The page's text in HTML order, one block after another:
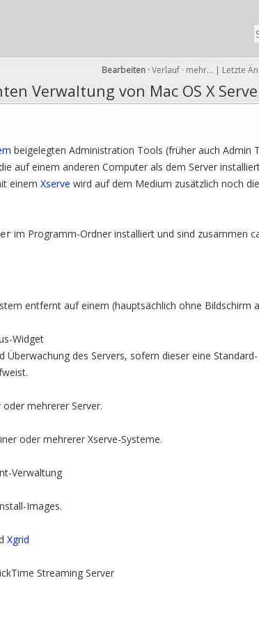
Bearbeiten ·Verlauf · mehr… | Letzte
Verwaltung von Mac OS X
beigelegten Administration Tools (früher auch Admin
auf einem anderen Computer als dem Server
einem Xserve wird auf dem Medium zusätzlich noch
im Programm-Ordner installiert und sind zusammen
entfernt auf einem (hauptsächlich ohne Bildschirm
Widget
Überwachung des Servers, sofern dieser eine
mehrerer Server.
oder mehrerer Xserve-Systeme.
Verwaltung
Images.
Xgrid
Streaming Server